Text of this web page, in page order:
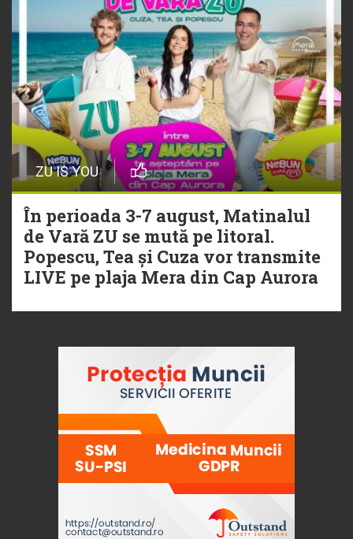
ZU IS YOU
În perioada 3-7 august, Matinalul
de Vară ZU se mută pe litoral.
Popescu, Tea și Cuza vor transmite
LIVE pe plaja Mera din Cap Aurora